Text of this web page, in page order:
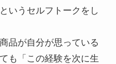
いうセルフトークをし
品が自分が思っている
も「この経験を次に生